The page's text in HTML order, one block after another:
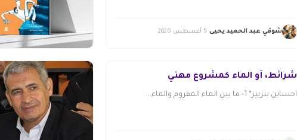
شوقي عبد الحميد يحيى 5 أغسطس 2026
شرائط، أو الماء كمشروع مهني
احساين بنزبير* 1- ما بين الماء المفروم والماء...